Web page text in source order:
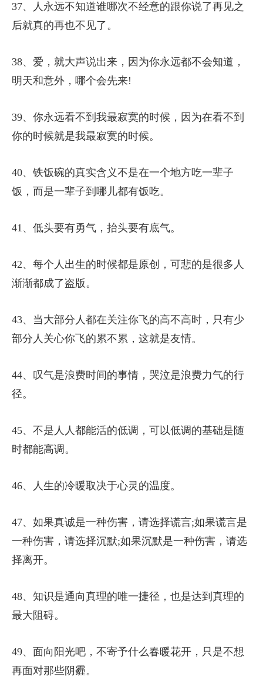
37、人永远不知道谁哪次不经意的跟你说了再见之
后就真的再也不见了。
38、爱，就大声说出来，因为你永远都不会知道，
明天和意外，哪个会先来!
39、你永远看不到我最寂寞的时候，因为在看不到
你的时候就是我最寂寞的时候。
40、铁饭碗的真实含义不是在一个地方吃一辈子
饭，而是一辈子到哪儿都有饭吃。
41、低头要有勇气，抬头要有底气。
42、每个人出生的时候都是原创，可悲的是很多人
渐渐都成了盗版。
43、当大部分人都在关注你飞的高不高时，只有少
部分人关心你飞的累不累，这就是友情。
44、叹气是浪费时间的事情，哭泣是浪费力气的行
径。
45、不是人人都能活的低调，可以低调的基础是随
时都能高调。
46、人生的冷暖取决于心灵的温度。
47、如果真诚是一种伤害，请选择谎言;如果谎言是
一种伤害，请选择沉默;如果沉默是一种伤害，请选
择离开。
48、知识是通向真理的唯一捷径，也是达到真理的
最大阻碍。
49、面向阳光吧，不寄予什么春暖花开，只是不想
再面对那些阴霾。